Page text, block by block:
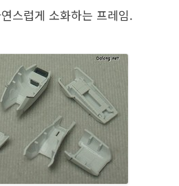
스럽게 소화하는 프레임.